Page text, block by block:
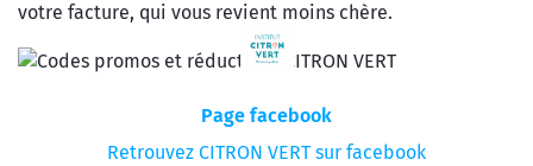
votre facture, qui vous revient moins chère.
Page facebook
Retrouvez CITRON VERT sur facebook